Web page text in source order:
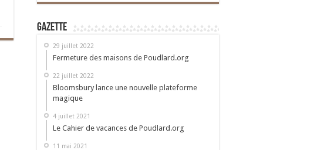
Gazette
29 juillet 2022
Fermeture des maisons de Poudlard.org
22 juillet 2022
Bloomsbury lance une nouvelle plateforme
magique
4 juillet 2021
Le Cahier de vacances de Poudlard.org
11 mai 2021